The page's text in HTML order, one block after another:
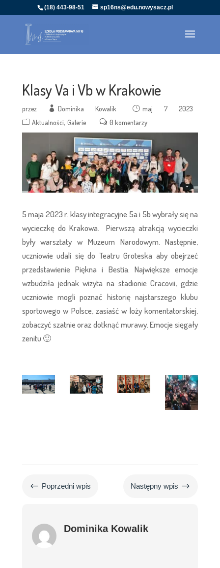
(18) 443-98-51 sp16ns@edu.nowysacz.pl
Klasy Va i Vb w Krakowie
przez Dominika Kowalik
maj 7 2023
Aktualności Galerie 0 komentarzy
5 maja 2023 r. klasy integracyjne 5a i 5b wybrały się na
wycieczkę do Krakowa. Pierwszą atrakcją wycieczki
były warsztaty w Muzeum Narodowym. Następnie,
uczniowie udali się do Teatru Groteska aby obejrzeć
przedstawienie Piękna i Bestia. Największe emocje
wzbudziła jednak wizyta na stadionie Cracovii, gdzie
uczniowie mogli poznać historię najstarszego klubu
sportowego w Polsce, zasiaść w loży komentatorskiej,
zobaczyć szatnie oraz dotknąć murawy. Emocje sięgały
zenitu 🙂
# Poprzedni wpis Następny wpis $
Dominika Kowalik